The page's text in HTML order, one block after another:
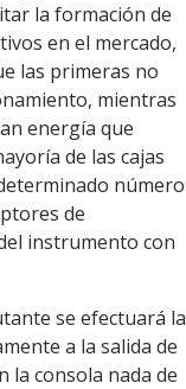
la formación de
en el mercado,
las primeras no
mientras
energía que
de las cajas
número
de
instrumento con
se efectuará la
a la salida de
la consola nada de